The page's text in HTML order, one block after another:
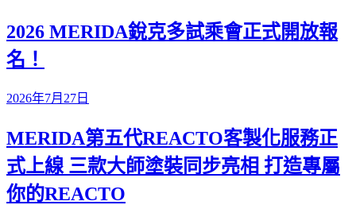
2026 MERIDA銳克多試乘會正式開放報
名！
2026年7月27日
MERIDA第五代REACTO客製化服務正
式上線 三款大師塗裝同步亮相 打造專屬
你的REACTO